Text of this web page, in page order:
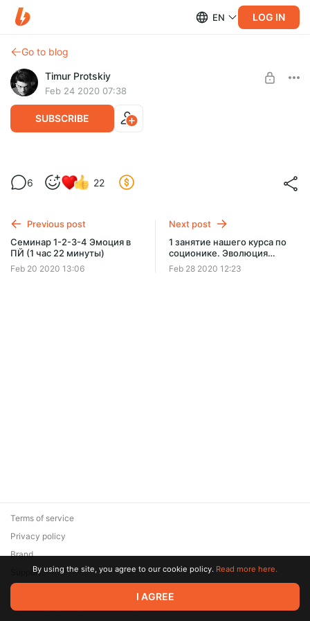
EN LOG IN
Go to blog
Timur Protskiy
Feb 24 2020 07:38
SUBSCRIBE
Андрей Курпатов - разбор
соционического типа (43 минуты)
минуты)
Level required:
UNLOCK POST
6 22
Previous post
Семинар 1-2-3-4 Эмоция в
ПЙ (1 час 22 минуты)
Feb 20 2020 13:06
Next post
1 занятие нашего курса по
соционике. Эволюция
соционики (45 минут)
Feb 28 2020 12:23
© 2026 Zaya Solutions Limited. All rights reserved. All trademarks
are the property of their respective owners.
Terms of service
Privacy policy
Brand
SupportBy using the site, you agree to our cookie policy. Read more here.
I AGREE